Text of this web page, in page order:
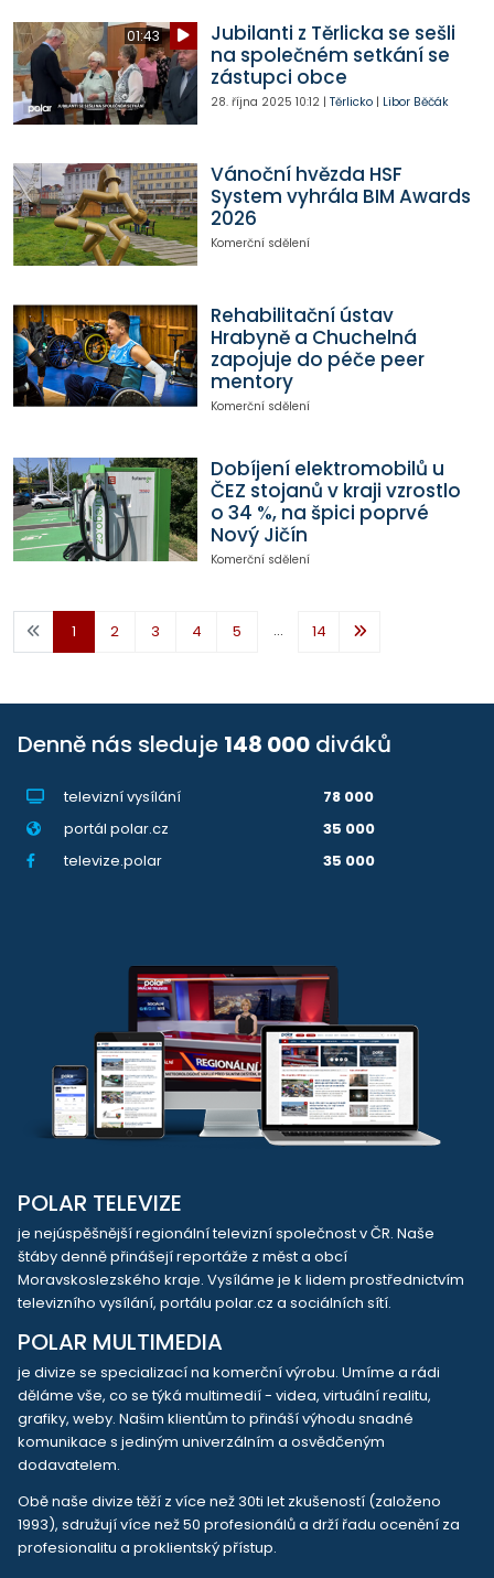
01:43
Jubilanti z Těrlicka se sešli
na společném setkání se
zástupci obce
28. října 2025 10:12| Těrlicko| Libor Běčák
Vánoční hvězda HSF
System vyhrála BIM Awards
2026
Komerční sdělení
Rehabilitační ústav
Hrabyně a Chuchelná
zapojuje do péče peer
mentory
Komerční sdělení
Dobíjení elektromobilů u
ČEZ stojanů v kraji vzrostlo
o 34 %, na špici poprvé
Nový Jičín
Komerční sdělení
1 2 3 4 5 ... 14
Denně nás sleduje 148 000 diváků
televizní vysílání
78 000
portál polar.cz
35 000
televize.polar
35 000
POLAR TELEVIZE
je nejúspěšnější regionální televizní společnost v ČR. Naše
štáby denně přinášejí reportáže z měst a obcí
Moravskoslezského kraje. Vysíláme je k lidem prostřednictvím
televizního vysílání, portálu polar.cz a sociálních sítí.
POLAR MULTIMEDIA
je divize se specializací na komerční výrobu. Umíme a rádi
děláme vše, co se týká multimedií - videa, virtuální realitu,
grafiky, weby. Našim klientům to přináší výhodu snadné
komunikace s jediným univerzálním a osvědčeným
dodavatelem.
Obě naše divize těží z více než 30ti let zkušeností (založeno
1993), sdružují více než 50 profesionálů a drží řadu ocenění za
profesionalitu a proklientský přístup.